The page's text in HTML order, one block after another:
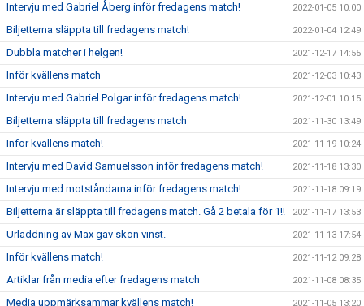
Intervju med Gabriel Åberg inför fredagens match! 2022-01-05 10:00
Biljetterna släppta till fredagens match! 2022-01-04 12:49
Dubbla matcher i helgen! 2021-12-17 14:55
Inför kvällens match 2021-12-03 10:43
Intervju med Gabriel Polgar inför fredagens match! 2021-12-01 10:15
Biljetterna släppta till fredagens match 2021-11-30 13:49
Inför kvällens match! 2021-11-19 10:24
Intervju med David Samuelsson inför fredagens match! 2021-11-18 13:30
Intervju med motståndarna inför fredagens match! 2021-11-18 09:19
Biljetterna är släppta till fredagens match. Gå 2 betala för 1!! 2021-11-17 13:53
Urladdning av Max gav skön vinst. 2021-11-13 17:54
Inför kvällens match! 2021-11-12 09:28
Artiklar från media efter fredagens match 2021-11-08 08:35
Media uppmärksammar kvällens match! 2021-11-05 13:20